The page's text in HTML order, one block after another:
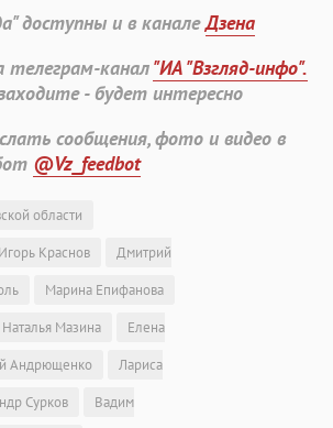
доступны и в каналеДзена
телеграм-канал"ИА "Взгляд-инфо".
- будет интересно
сообщения, фото и видео в
@Vz_feedbot
области
Игорь Краснов
Дмитрий
Марина Епифанова
Наталья Мазина
Елена
Андрющенко
Лариса
Сурков
Вадим